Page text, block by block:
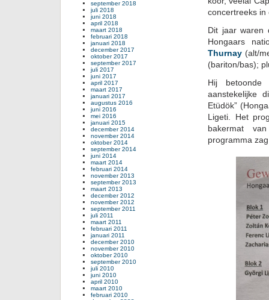
concertreeks in
Dit jaar waren
Hongaars
Thurnay (alt/
(bariton/bas);
Hij betoonde
aanstekelijke
Etüdök”
Ligeti. Het
bakermat
programma
september 2018
juli 2018
juni 2018
april 2018
maart 2018
februari 2018
januari 2018
december 2017
oktober 2017
september 2017
juli 2017
juni 2017
april 2017
maart 2017
januari 2017
augustus 2016
juni 2016
mei 2016
januari 2015
december 2014
november 2014
oktober 2014
september 2014
juni 2014
maart 2014
februari 2014
november 2013
september 2013
maart 2013
december 2012
november 2012
september 2011
juli 2011
maart 2011
februari 2011
januari 2011
december 2010
november 2010
oktober 2010
september 2010
juli 2010
juni 2010
april 2010
maart 2010
februari 2010